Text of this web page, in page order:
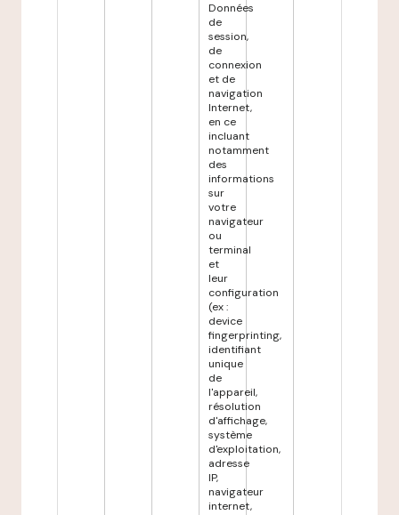
Données
de
session,
de
connexion
et de
navigation
Internet,
en ce
incluant
notamment
des
informations
sur
votre
navigateur
ou
terminal
et
leur
configuration
(ex :
device
fingerprinting,
identifiant
unique
de
l'appareil,
résolution
d'affichage,
système
d'exploitation,
adresse
IP,
navigateur
internet,